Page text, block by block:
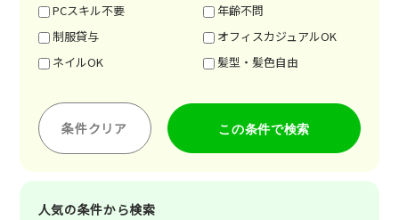
PCスキル不要
年齢不問
制服貸与
オフィスカジュアルOK
ネイルOK
髪型・髪色自由
条件クリア
人気の条件から検索